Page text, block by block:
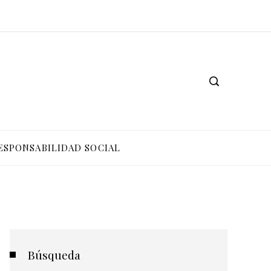
SOCIAL
Búsqueda